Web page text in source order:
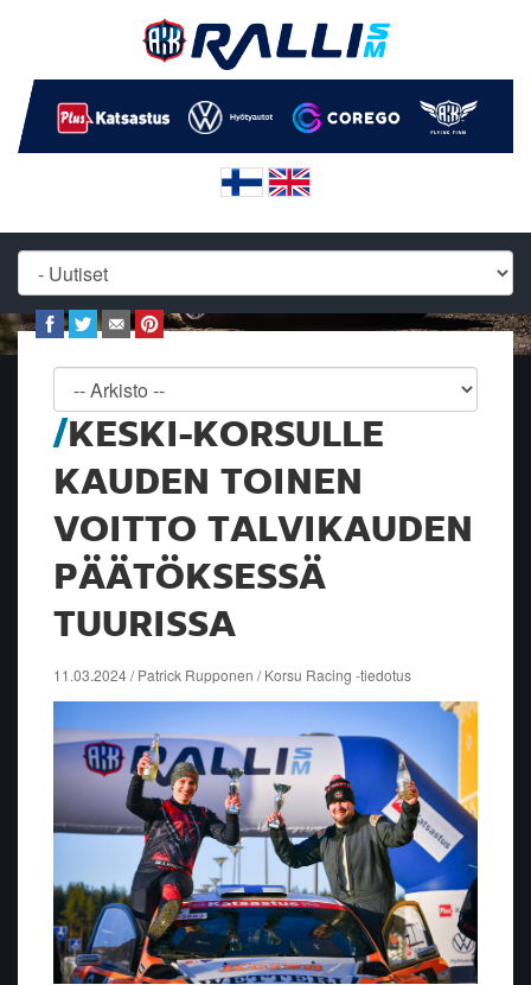
KESKI-KORSULLE
KAUDEN TOINEN
VOITTO TALVIKAUDEN
PÄÄTÖKSESSÄ
TUURISSA
11.03.2024 / Patrick Rupponen / Korsu Racing -tiedotus